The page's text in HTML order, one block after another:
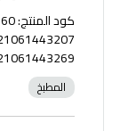
- 6221061443283 - 6221061443306
المطبخ